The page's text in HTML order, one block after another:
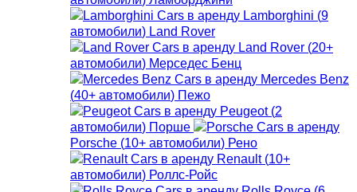
Lamborghini (9
автомобили) Land Rover
Land Rover (20+
автомобили) Мерседес Бенц
Mercedes Benz
(40+ автомобили) Пежо
Peugeot (2
автомобили) Порше
Porsche (10+ автомобили) Рено
Renault (10+
автомобили) Роллс-Ройс